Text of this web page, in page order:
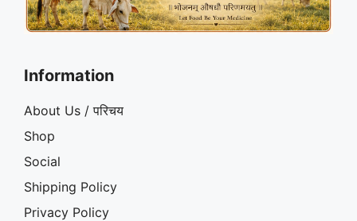
Information
About Us / परिचय
Shop
Social
Shipping Policy
Privacy Policy